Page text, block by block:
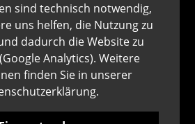
sind technisch notwendig,
uns helfen, die Nutzung zu
dadurch die Website zu
Analytics). Weitere
finden Sie in unserer
.